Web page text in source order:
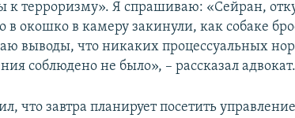
терроризму». Я спрашиваю: «Сейран,
в окошко в камеру закинули, как собаке
выводы, что никаких процессуальных
соблюдено не было», – рассказал адвокат.
что завтра планирует посетить